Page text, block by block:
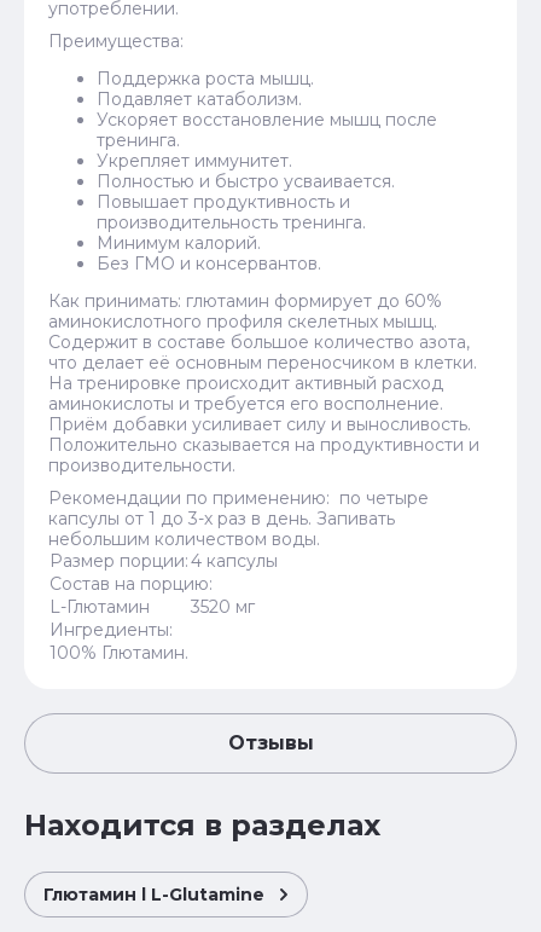
употреблении.
Преимущества:
Поддержка роста мышц.
Подавляет катаболизм.
Ускоряет восстановление мышц после
тренинга.
Укрепляет иммунитет.
Полностью и быстро усваивается.
Повышает продуктивность и
производительность тренинга.
Минимум калорий.
Без ГМО и консервантов.
Как принимать: глютамин формирует до 60%
аминокислотного профиля скелетных мышц.
Содержит в составе большое количество азота,
что делает её основным переносчиком в клетки.
На тренировке происходит активный расход
аминокислоты и требуется его восполнение.
Приём добавки усиливает силу и выносливость.
Положительно сказывается на продуктивности и
производительности.
Рекомендации по применению: по четыре
капсулы от 1 до 3-х раз в день. Запивать
небольшим количеством воды.
Размер порции:4 капсулы
Состав на порцию:
L-Глютамин
3520 мг
Ингредиенты:
100% Глютамин.
Отзывы
Находится в разделах
Глютамин l L-Glutamine